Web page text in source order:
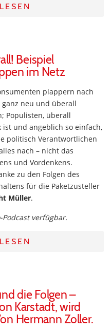
Beispiel
im Netz
plappern nach
neu und überall
Populisten, überall
ist und angeblich so einfach,
politisch Verantwortlichen
nach – nicht das
und Vordenkens.
zu den Folgen des
für die Paketzusteller
Müller.
verfügbar.
die Folgen –
Karstadt, wird
Hermann Zoller.